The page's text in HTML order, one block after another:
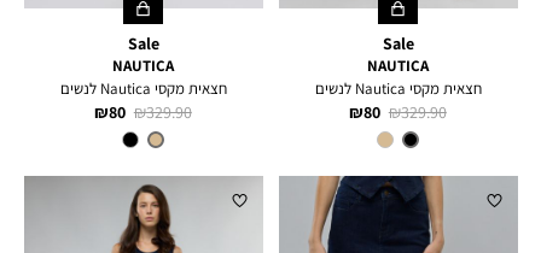
Sale
NAUTICA
חצאית מקסי Nautica לנשים
מחיר
מוצר
80 ₪
מחיר
329.90 ₪
צבע
BLACK
Sale
NAUTICA
חצאית מקסי Nautica לנשים
מחיר
מוצר
80 ₪
מחיר
329.90 ₪
צבע
TUSCANY
TAN